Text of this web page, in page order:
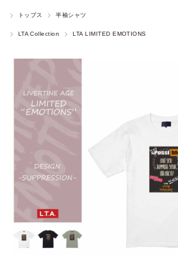
トップス 半袖シャツ
LTA Collection LTA LIMITED EMOTIONS